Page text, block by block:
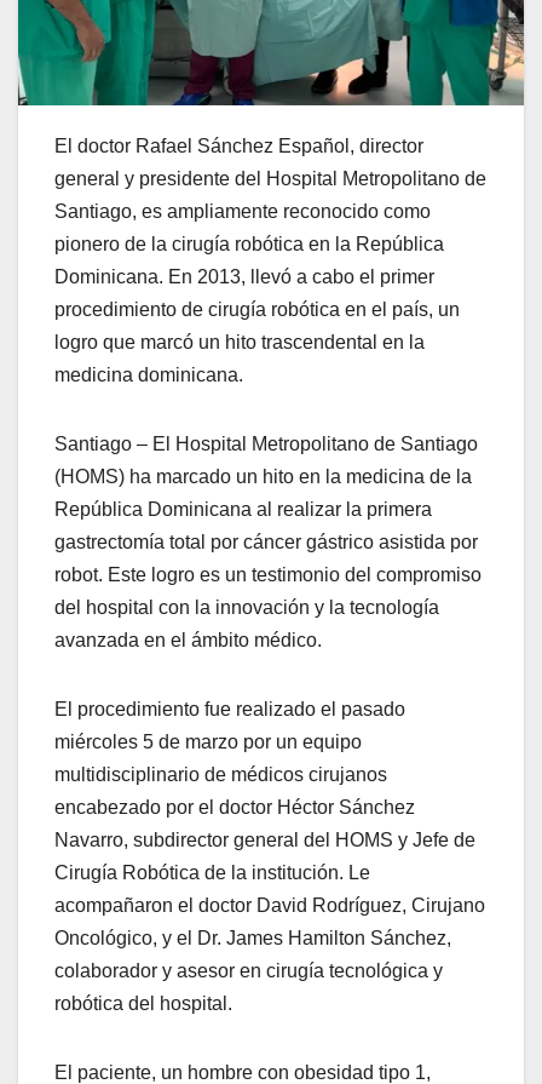
El doctor Rafael Sánchez Español, director
general y presidente del Hospital Metropolitano de
Santiago, es ampliamente reconocido como
pionero de la cirugía robótica en la República
Dominicana. En 2013, llevó a cabo el primer
procedimiento de cirugía robótica en el país, un
logro que marcó un hito trascendental en la
medicina dominicana.
Santiago – El Hospital Metropolitano de Santiago
(HOMS) ha marcado un hito en la medicina de la
República Dominicana al realizar la primera
gastrectomía total por cáncer gástrico asistida por
robot. Este logro es un testimonio del compromiso
del hospital con la innovación y la tecnología
avanzada en el ámbito médico.
El procedimiento fue realizado el pasado
miércoles 5 de marzo por un equipo
multidisciplinario de médicos cirujanos
encabezado por el doctor Héctor Sánchez
Navarro, subdirector general del HOMS y Jefe de
Cirugía Robótica de la institución. Le
acompañaron el doctor David Rodríguez, Cirujano
Oncológico, y el Dr. James Hamilton Sánchez,
colaborador y asesor en cirugía tecnológica y
robótica del hospital.
El paciente, un hombre con obesidad tipo 1,